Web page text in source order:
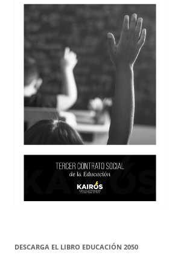
DESCARGA EL LIBRO EDUCACIÓN 2050